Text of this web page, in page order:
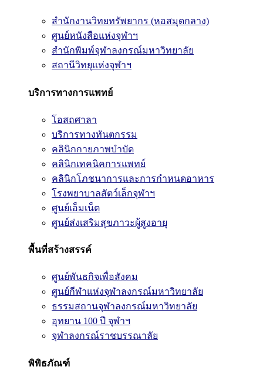
สำนักงานวิทยทรัพยากร (หอสมุดกลาง)
ศูนย์หนังสือแห่งจุฬาฯ
สำนักพิมพ์จุฬาลงกรณ์มหาวิทยาลัย
สถานีวิทยุแห่งจุฬาฯ
บริการทางการแพทย์
โอสถศาลา
บริการทางทันตกรรม
คลินิกกายภาพบำบัด
คลินิกเทคนิคการแพทย์
คลินิกโภชนาการและการกำหนดอาหาร
โรงพยาบาลสัตว์เล็กจุฬาฯ
ศูนย์เอ็มเน็ต
ศูนย์ส่งเสริมสุขภาวะผู้สูงอายุ
พื้นที่สร้างสรรค์
ศูนย์พันธกิจเพื่อสังคม
ศูนย์กีฬาแห่งจุฬาลงกรณ์มหาวิทยาลัย
ธรรมสถานจุฬาลงกรณ์มหาวิทยาลัย
อุทยาน 100 ปี จุฬาฯ
จุฬาลงกรณ์ราชบรรณาลัย
พิพิธภัณฑ์